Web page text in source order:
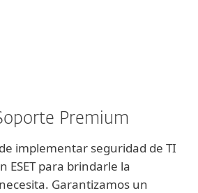
Premium
implementar seguridad de TI
ESET para brindarle la
Garantizamos un